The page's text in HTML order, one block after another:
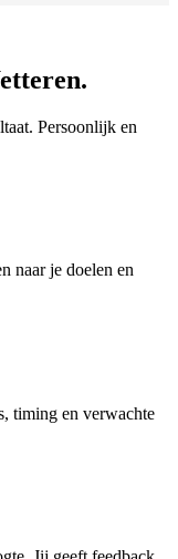
.
Persoonlijk en
naar je doelen en
timing en verwachte